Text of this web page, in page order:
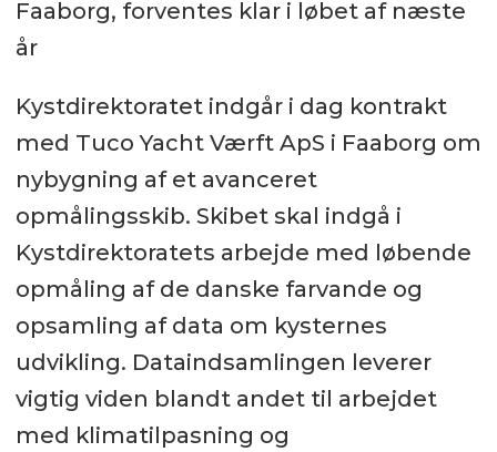
Faaborg, forventes klar i løbet af næste
år
Kystdirektoratet indgår i dag kontrakt
med Tuco Yacht Værft ApS i Faaborg om
nybygning af et avanceret
opmålingsskib. Skibet skal indgå i
Kystdirektoratets arbejde med løbende
opmåling af de danske farvande og
opsamling af data om kysternes
udvikling. Dataindsamlingen leverer
vigtig viden blandt andet til arbejdet
med klimatilpasning og